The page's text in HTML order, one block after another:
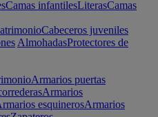
Camas infantilesLiterasCamas
Cabeceros juveniles
AlmohadasProtectores de
Armarios puertas
Armarios
esquinerosArmarios